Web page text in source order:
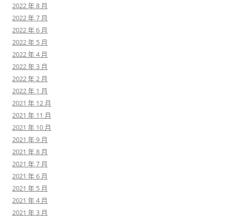
2022 年 8 月
2022 年 7 月
2022 年 6 月
2022 年 5 月
2022 年 4 月
2022 年 3 月
2022 年 2 月
2022 年 1 月
2021 年 12 月
2021 年 11 月
2021 年 10 月
2021 年 9 月
2021 年 8 月
2021 年 7 月
2021 年 6 月
2021 年 5 月
2021 年 4 月
2021 年 3 月